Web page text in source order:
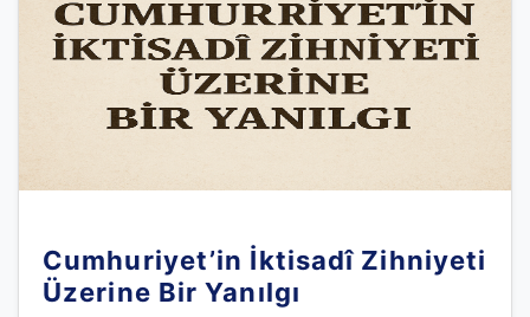
Cumhuriyet’in İktisadî Zihniyeti
Üzerine Bir Yanılgı